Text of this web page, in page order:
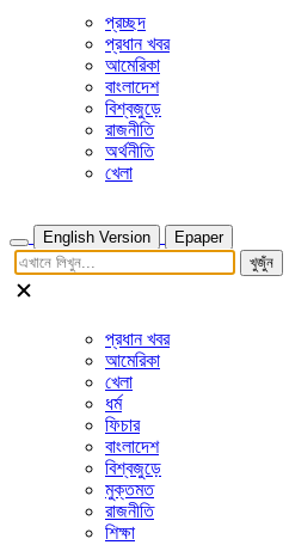
প্রচ্ছদ
প্রধান খবর
আমেরিকা
বাংলাদেশ
বিশ্বজুড়ে
রাজনীতি
অর্থনীতি
খেলা
English Version
Epaper
খুজুঁন
প্রধান খবর
আমেরিকা
খেলা
ধর্ম
ফিচার
বাংলাদেশ
বিশ্বজুড়ে
মুক্তমত
রাজনীতি
শিক্ষা